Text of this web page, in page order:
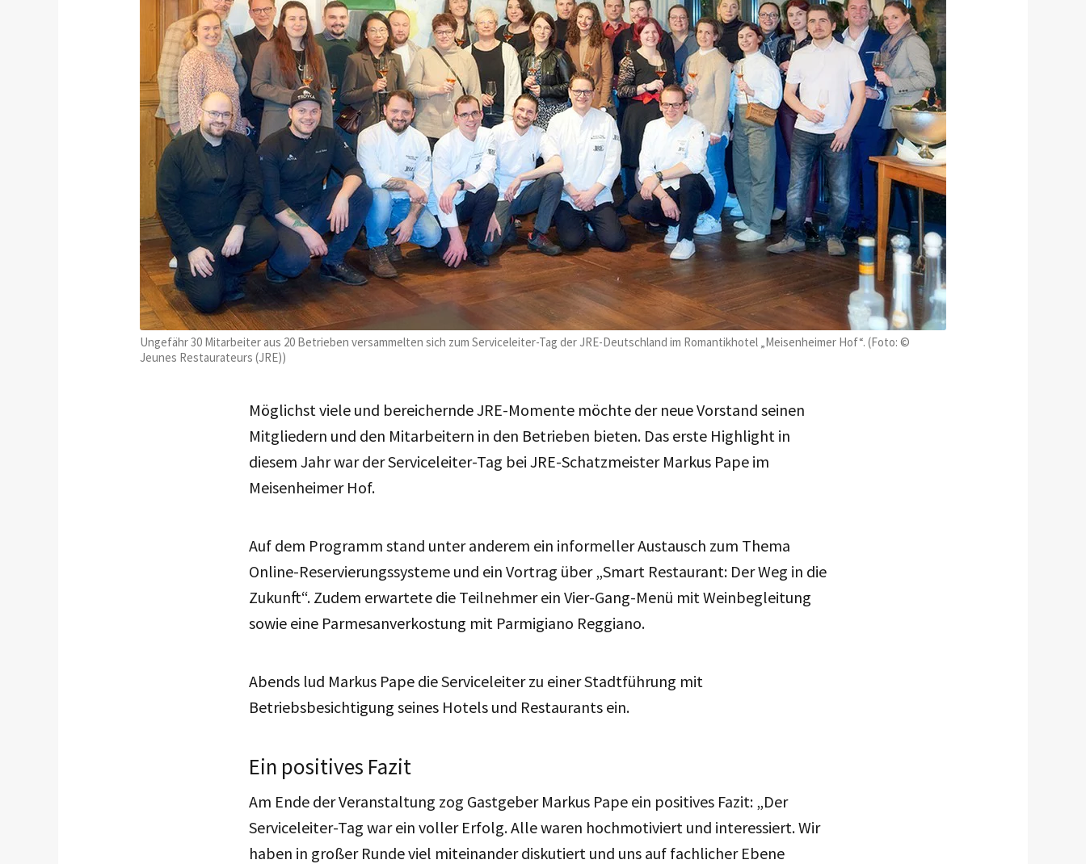
Ungefähr 30 Mitarbeiter aus 20 Betrieben versammelten sich zum Serviceleiter-Tag der JRE-Deutschland im Romantikhotel „Meisenheimer Hof“. (Foto: ©
Jeunes Restaurateurs (JRE))
Möglichst viele und bereichernde JRE-Momente möchte der neue Vorstand seinen
Mitgliedern und den Mitarbeitern in den Betrieben bieten. Das erste Highlight in
diesem Jahr war der Serviceleiter-Tag bei JRE-Schatzmeister Markus Pape im
Meisenheimer Hof.
Auf dem Programm stand unter anderem ein informeller Austausch zum Thema
Online-Reservierungssysteme und ein Vortrag über „Smart Restaurant: Der Weg in die
Zukunft“. Zudem erwartete die Teilnehmer ein Vier-Gang-Menü mit Weinbegleitung
sowie eine Parmesanverkostung mit Parmigiano Reggiano.
Abends lud Markus Pape die Serviceleiter zu einer Stadtführung mit
Betriebsbesichtigung seines Hotels und Restaurants ein.
Ein positives Fazit
Am Ende der Veranstaltung zog Gastgeber Markus Pape ein positives Fazit: „Der
Serviceleiter-Tag war ein voller Erfolg. Alle waren hochmotiviert und interessiert. Wir
haben in großer Runde viel miteinander diskutiert und uns auf fachlicher Ebene